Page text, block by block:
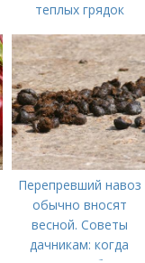
теплых грядок
Перепревший навоз
обычно вносят
весной. Советы
дачникам: когда